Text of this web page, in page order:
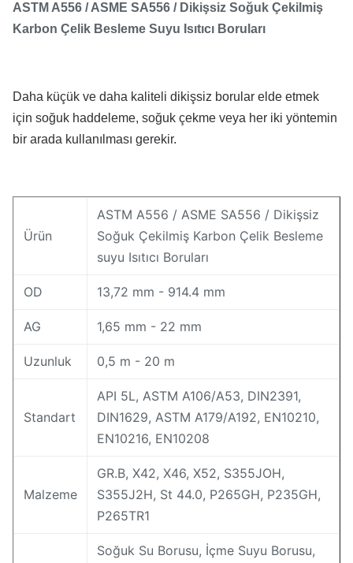
ASTM A556 / ASME SA556 / Dikişsiz Soğuk Çekilmiş
Karbon Çelik Besleme Suyu Isıtıcı Boruları
Daha küçük ve daha kaliteli dikişsiz borular elde etmek
için soğuk haddeleme, soğuk çekme veya her iki yöntemin
bir arada kullanılması gerekir.
Ürün
ASTM A556 / ASME SA556 / Dikişsiz
Soğuk Çekilmiş Karbon Çelik Besleme
suyu Isıtıcı Boruları
OD 13,72 mm - 914.4 mm
AG 1,65 mm - 22 mm
Uzunluk 0,5 m - 20 m
Standart
API 5L, ASTM A106/A53, DIN2391,
DIN1629, ASTM A179/A192, EN10210,
EN10216, EN10208
Malzeme
GR.B, X42, X46, X52, S355JOH,
S355J2H, St 44.0, P265GH, P235GH,
P265TR1
Soğuk Su Borusu, İçme Suyu Borusu,